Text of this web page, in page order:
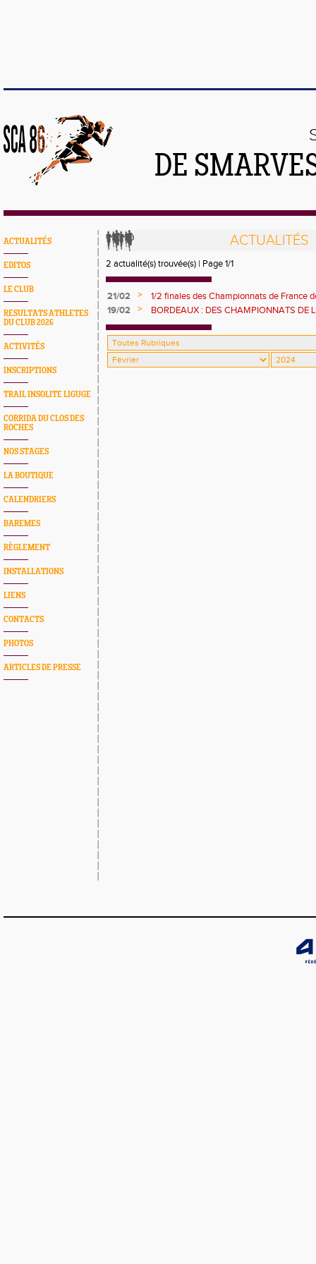
DE
ACTUALITÉS
EDITOS
LE CLUB
RESULTATS ATHLETES
DU CLUB 2026
ACTIVITÉS
INSCRIPTIONS
TRAIL INSOLITE LIGUGE
CORRIDA DU CLOS DES
ROCHES
NOS STAGES
LA BOUTIQUE
CALENDRIERS
BAREMES
RÈGLEMENT
INSTALLATIONS
LIENS
CONTACTS
PHOTOS
ARTICLES DE PRESSE
ACTUALITÉS
2 actualité(s) trouvée(s) | Page 1/1
21/02 >
1/2 finales des Championnats de France
Richemont
19/02 > BORDEAUX : DES CHAMPIONNATS DE